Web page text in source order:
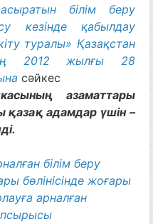
білім беру
кезінде қабылдау
туралы» Қазақстан
2012 жылғы 28
сәйкес
азаматтары
адамдар үшін –
білім беру
бөлінісінде жоғары
арналған